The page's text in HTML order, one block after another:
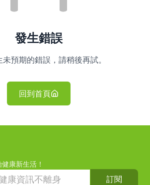
發生錯誤
預期的錯誤，請稍後再試。
回到首頁
康新生活！
訂閱